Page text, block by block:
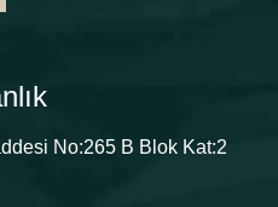
No:265 B Blok Kat:2